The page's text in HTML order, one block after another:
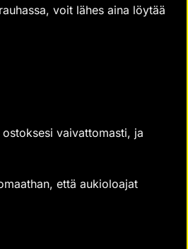
voit lähes aina löytää
vaivattomasti, ja
että aukioloajat